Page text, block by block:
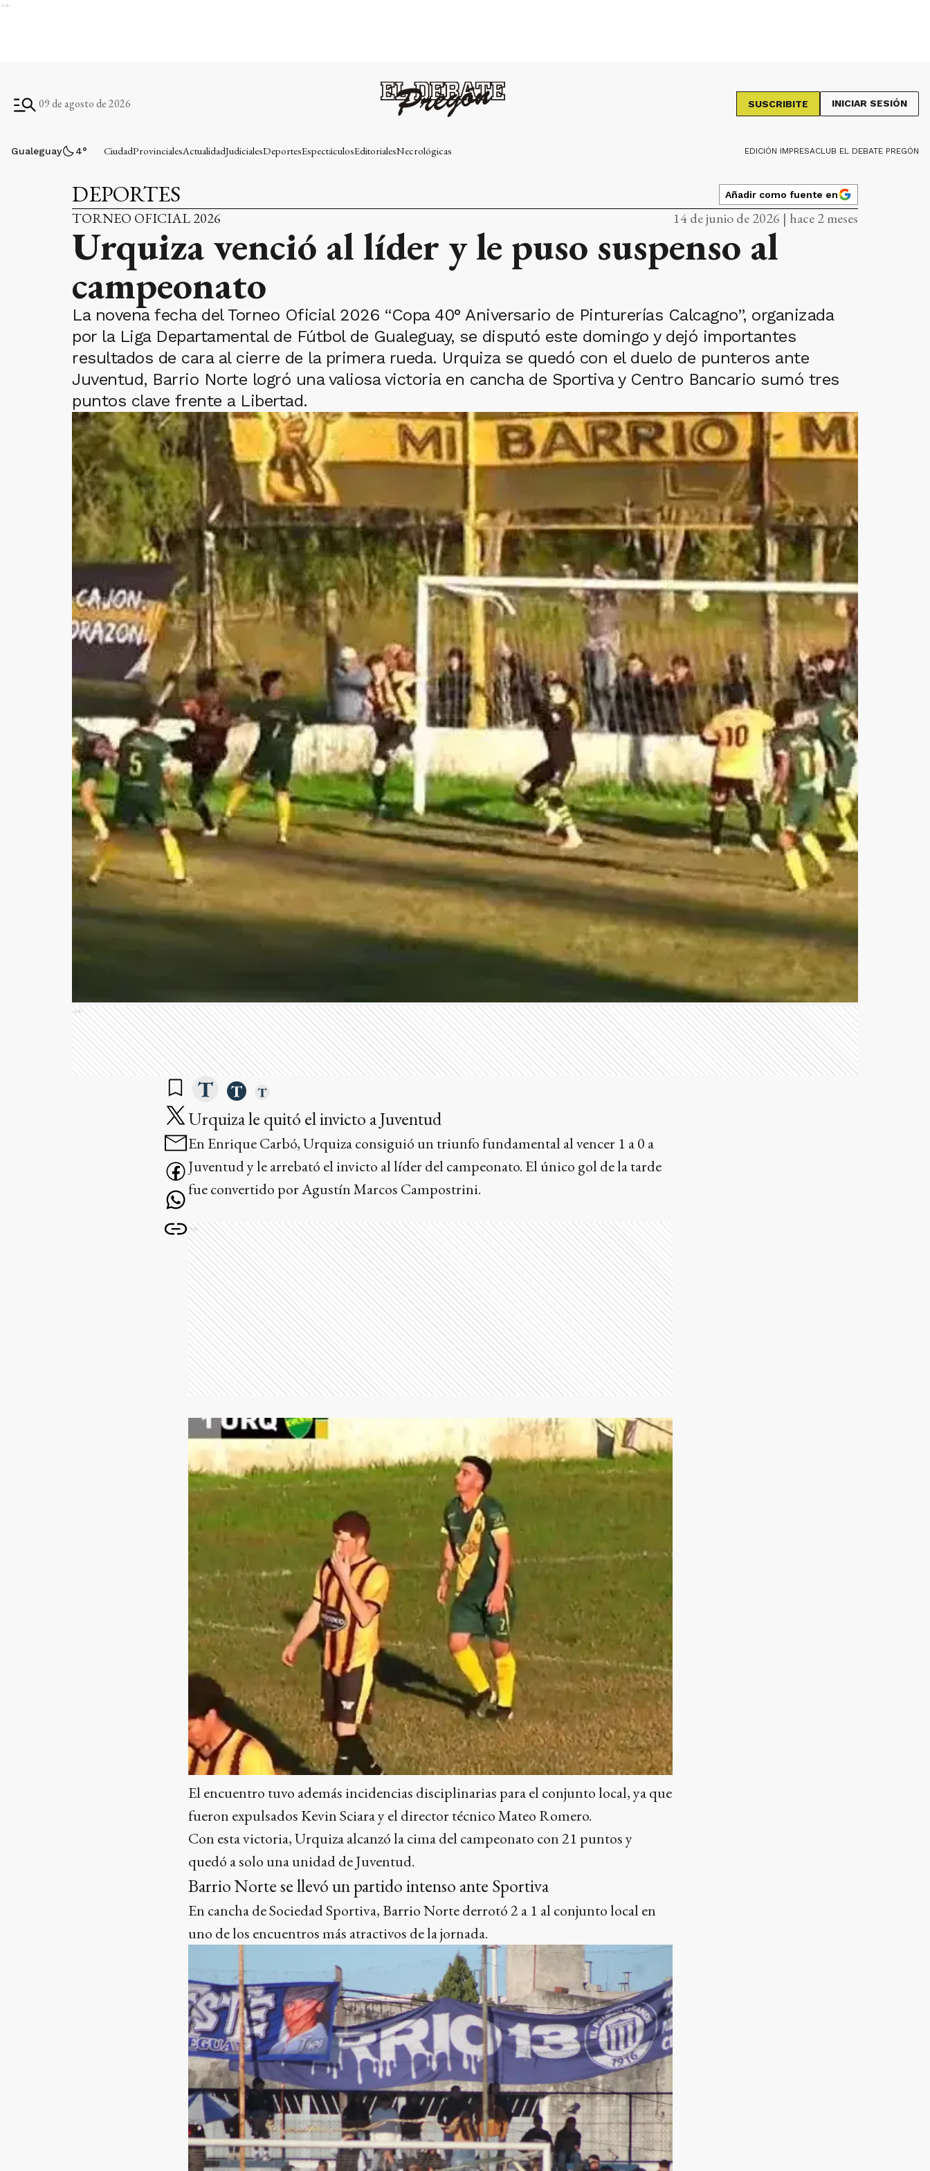
Ads
09 de agosto de 2026 SUSCRIBITE INICIAR SESIÓN
Gualeguay 4° CiudadProvincialesActualidadJudicialesDeportesEspectáculosEditorialesNecrológicas EDICIÓN IMPRESACLUB EL DEBATE PREGÓN
DEPORTES Añadir como fuente en
TORNEO OFICIAL 2026 14 de junio de 2026 | hace 2 meses
Urquiza venció al líder y le puso suspenso al
campeonato
La novena fecha del Torneo Oficial 2026 “Copa 40° Aniversario de Pinturerías Calcagno”, organizada
por la Liga Departamental de Fútbol de Gualeguay, se disputó este domingo y dejó importantes
resultados de cara al cierre de la primera rueda. Urquiza se quedó con el duelo de punteros ante
Juventud, Barrio Norte logró una valiosa victoria en cancha de Sportiva y Centro Bancario sumó tres
puntos clave frente a Libertad.
Ads
Urquiza le quitó el invicto a Juventud
En Enrique Carbó, Urquiza consiguió un triunfo fundamental al vencer 1 a 0 a
Juventud y le arrebató el invicto al líder del campeonato. El único gol de la tarde
fue convertido por Agustín Marcos Campostrini.
Ads
El encuentro tuvo además incidencias disciplinarias para el conjunto local, ya que
fueron expulsados Kevin Sciara y el director técnico Mateo Romero.
Con esta victoria, Urquiza alcanzó la cima del campeonato con 21 puntos y
quedó a solo una unidad de Juventud.
Barrio Norte se llevó un partido intenso ante Sportiva
En cancha de Sociedad Sportiva, Barrio Norte derrotó 2 a 1 al conjunto local en
uno de los encuentros más atractivos de la jornada.